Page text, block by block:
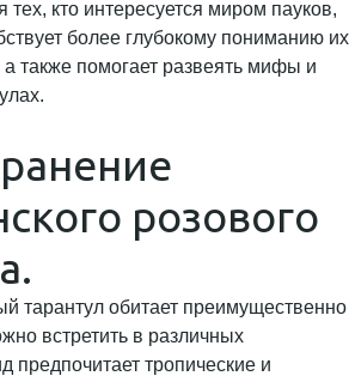
тех, кто интересуется миром пауков,
более глубокому пониманию их
а также помогает развеять мифы и
розового
тарантул обитает преимущественно
встретить в различных
предпочитает тропические и